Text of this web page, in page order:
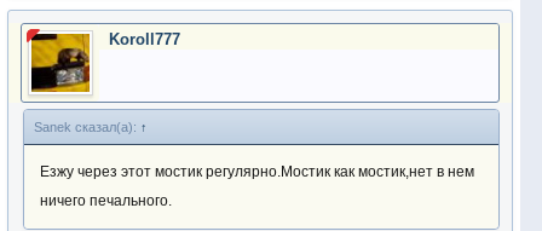
Koroll777
Sanek сказал(а): ↑
Езжу через этот мостик регулярно.Мостик как мостик,нет в нем
ничего печального.